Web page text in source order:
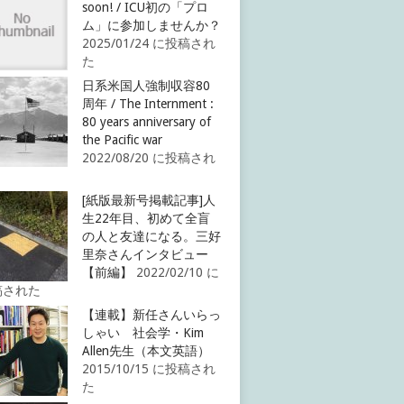
soon! / ICU初の「プロ
ム」に参加しませんか？
2025/01/24 に投稿され
た
日系米国人強制収容80
周年 / The Internment :
80 years anniversary of
the Pacific war
2022/08/20 に投稿され
[紙版最新号掲載記事]人
生22年目、初めて全盲
の人と友達になる。三好
里奈さんインタビュー
【前編】
2022/02/10 に
れた
【連載】新任さんいらっ
しゃい 社会学・Kim
Allen先生（本文英語）
2015/10/15 に投稿され
た